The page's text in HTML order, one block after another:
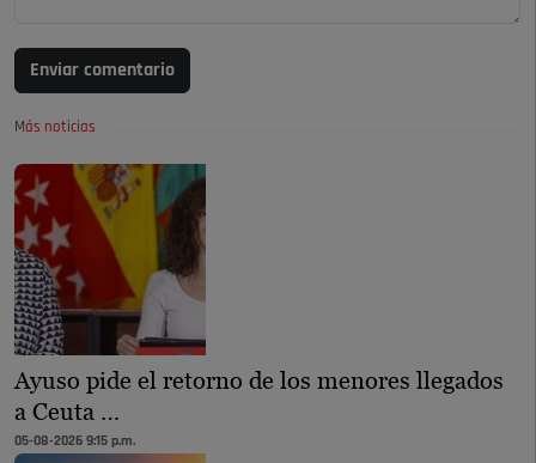
Enviar comentario
Más noticias
Ayuso pide el retorno de los menores llegados
a Ceuta …
05-08-2026 9:15 p.m.